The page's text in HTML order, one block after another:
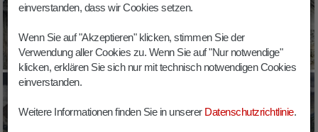
einverstanden, dass wir Cookies setzen.
Wenn Sie auf "Akzeptieren" klicken, stimmen Sie der
Verwendung aller Cookies zu. Wenn Sie auf "Nur notwendige"
klicken, erklären Sie sich nur mit technisch notwendigen Cookies
einverstanden.
Weitere Informationen finden Sie in unserer Datenschutzrichtlinie.